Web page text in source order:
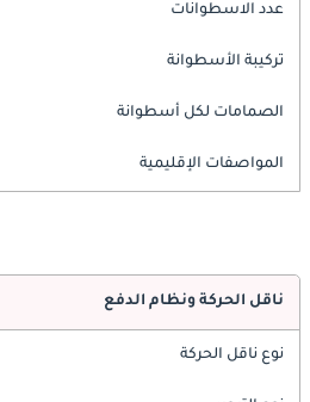
عدد الاسطوانات
تركيبة الأسطوانة
الصمامات لكل أسطوانة
المواصفات الإقليمية
ناقل الحركة ونظام الدفع
نوع ناقل الحركة